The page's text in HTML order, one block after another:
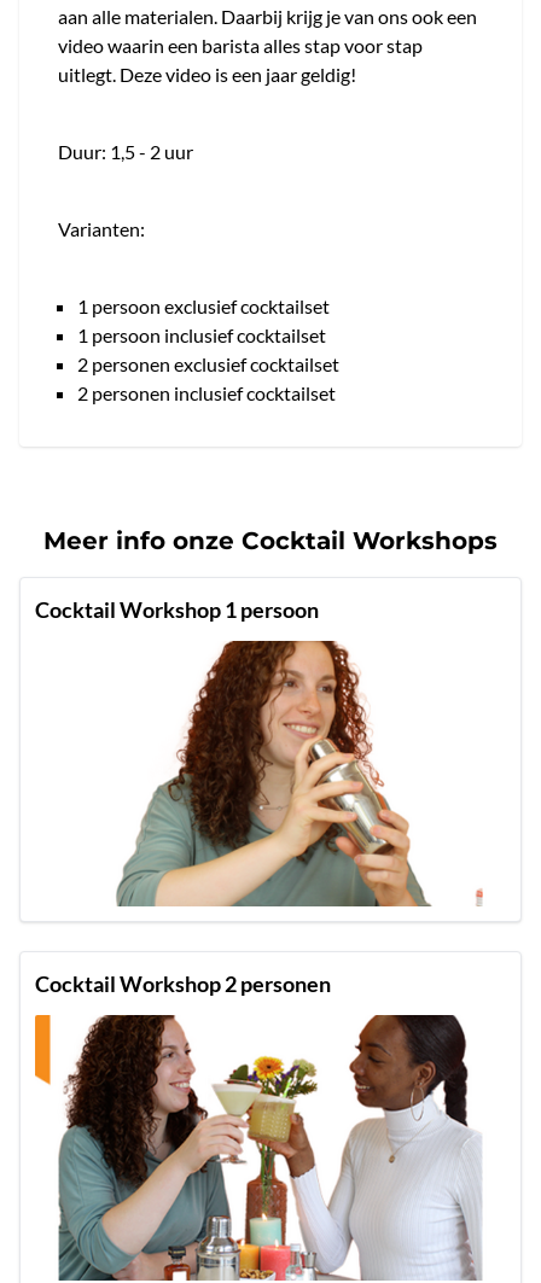
aan alle materialen. Daarbij krijg je van ons ook een
video waarin een barista alles stap voor stap
uitlegt. Deze video is een jaar geldig!
Duur: 1,5 - 2 uur
Varianten:
1 persoon exclusief cocktailset
1 persoon inclusief cocktailset
2 personen exclusief cocktailset
2 personen inclusief cocktailset
Meer info onze Cocktail Workshops
Cocktail Workshop 1 persoon
Cocktail Workshop 2 personen